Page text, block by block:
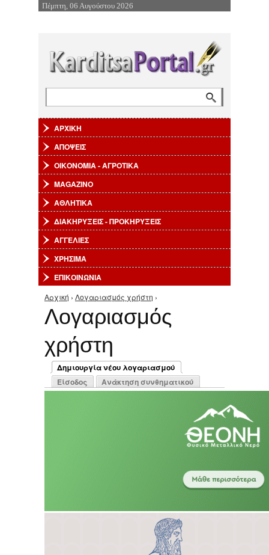
Επιστροφή στην Πλοήγηση
Πέμπτη, 06 Αυγούστου 2026
ΑΡΧΙΚΗ
ΑΠΟΨΕΙΣ
ΟΙΚΟΝΟΜΙΑ - ΑΓΡΟΤΙΚΑ
MAGAZINO
ΑΘΛΗΤΙΚΑ
ΔΙΑΚΗΡΥΞΕΙΣ - ΠΡΟΚΗΡΥΞΕΙΣ
ΑΓΓΕΛΙΕΣ
ΧΡΗΣΙΜΑ
ΕΠΙΚΟΙΝΩΝΙΑ
Είστε εδώ
Αρχική › Λογαριασμός χρήστη ›
Λογαριασμός
χρήστη
Πρωτεύουσες καρτέλες
Δημιουργία νέου λογαριασμού
(ενεργή καρτέλα)
Είσοδος Ανάκτηση συνθηματικού